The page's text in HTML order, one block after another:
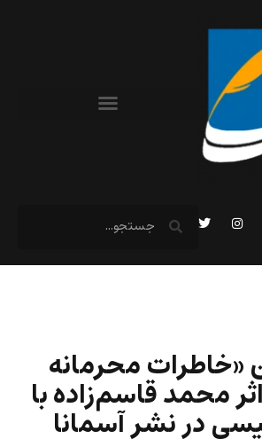
«خاطرات محرمانه
محمد قاسم‌زاده با
در نشر آسمانا